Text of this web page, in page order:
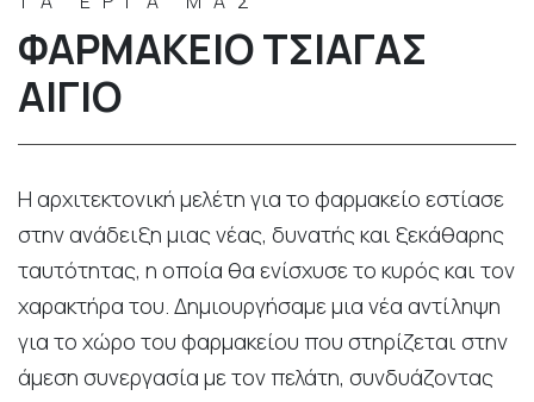
ΦΑΡΜΑΚΕΊΟ ΤΣΙΆΓΑΣ
ΑΊΓΙΟ
Η αρχιτεκτονική μελέτη για το φαρμακείο εστίασε
στην ανάδειξη μιας νέας, δυνατής και ξεκάθαρης
ταυτότητας, η οποία θα ενίσχυσε το κυρός και τον
χαρακτήρα του. Δημιουργήσαμε μια νέα αντίληψη
για το χώρο του φαρμακείου που στηρίζεται στην
άμεση συνεργασία με τον πελάτη, συνδυάζοντας